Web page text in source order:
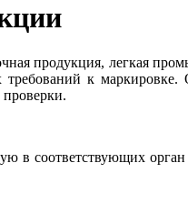
продукция, легкая
требований к
в соответствующих